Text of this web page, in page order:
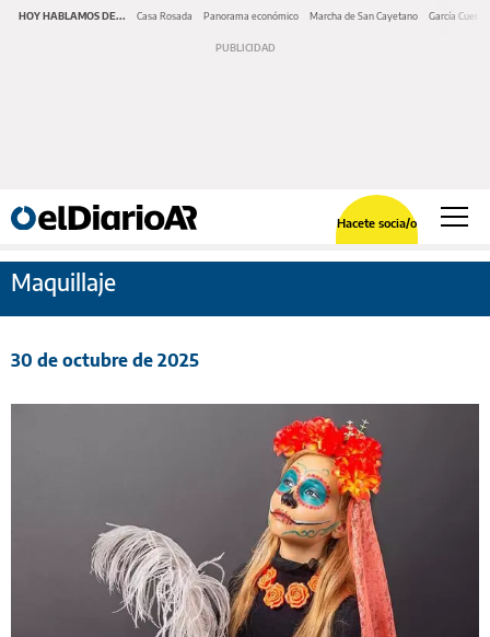
HOY HABLAMOS DE... Casa Rosada Panorama económico Marcha de San Cayetano García Cuerva
Hacete socia/o
Maquillaje
30 de octubre de 2025